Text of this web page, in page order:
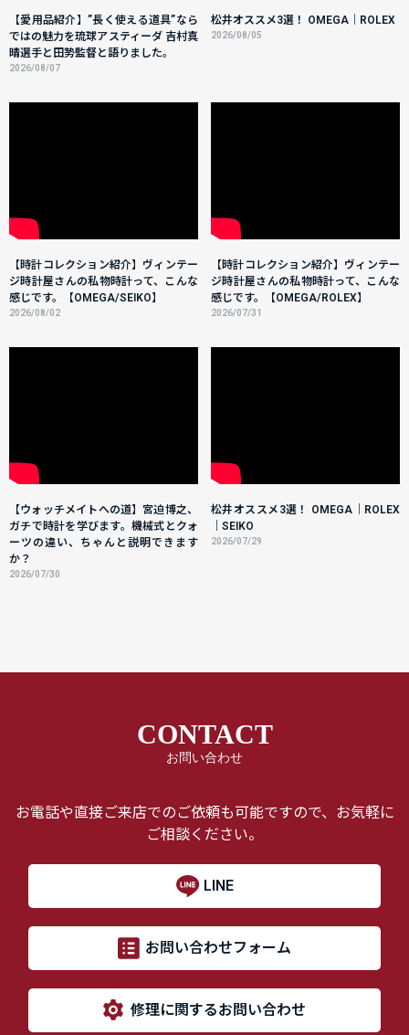
【愛用品紹介】”長く使える道具”なら
ではの魅力を琉球アスティーダ 吉村真
晴選手と田㔟監督と語りました。
2026/08/07
松井オススメ3選！ OMEGA｜ROLEX
2026/08/05
【時計コレクション紹介】ヴィンテー
ジ時計屋さんの私物時計って、こんな
感じです。【OMEGA/SEIKO】
2026/08/02
【時計コレクション紹介】ヴィンテー
ジ時計屋さんの私物時計って、こんな
感じです。【OMEGA/ROLEX】
2026/07/31
【ウォッチメイトへの道】宮迫博之、
ガチで時計を学びます。機械式とクォ
ーツの違い、ちゃんと説明できます
か？
2026/07/30
松井オススメ3選！ OMEGA｜ROLEX
｜SEIKO
2026/07/29
CONTACT
お問い合わせ
お電話や直接ご来店でのご依頼も可能ですので、お気軽に
ご相談ください。
LINE
お問い合わせフォーム
修理に関するお問い合わせ